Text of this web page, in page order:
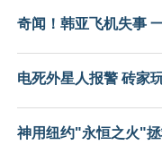
奇闻！韩亚飞机失事
电死外星人报警 砖家
神用纽约"永恒之火"